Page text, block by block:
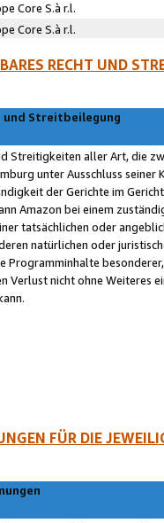
Core S.à r.l.
Core S.à r.l.
RECHT UND
und Streitbeilegung
Streitigkeiten aller Art, die
unter Ausschluss
der Gerichte im
Amazon bei einem
tatsächlichen oder
natürlichen oder
Programminhalte
Verlust nicht ohne Weiteres
FÜR DIE